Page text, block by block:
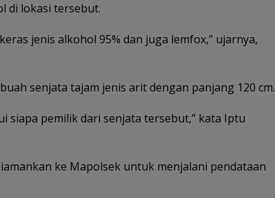
di lokasi tersebut.
jenis alkohol 95% dan juga lemfox,” ujarnya,
senjata tajam jenis arit dengan panjang 120 cm.
siapa pemilik dari senjata tersebut,” kata Iptu
ke Mapolsek untuk menjalani pendataan